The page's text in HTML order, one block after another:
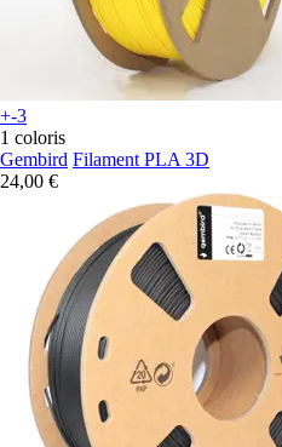
+-3
1 coloris
Gembird Filament PLA 3D
24,00 €